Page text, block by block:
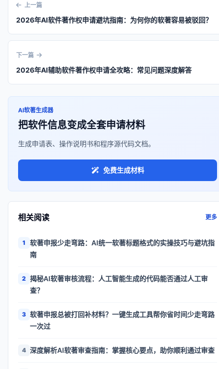
上一篇
2026年AI软件著作权申请避坑指南：为何你的软著容易被驳回？
下一篇
2026年AI辅助软件著作权申请全攻略：常见问题深度解答
AI软著生成器
把软件信息变成全套申请材料
生成申请表、操作说明书和程序源代码文档。
免费生成材料
相关阅读 更多
1
软著申报少走弯路：AI统一软著标题格式的实操技巧与避坑指
南
2 揭秘AI软著审核流程：人工智能生成的代码能否通过人工审
查？
3 软著申报总被打回补材料？一键生成工具帮你省时间少走弯路
一次过
4 深度解析AI软著审查指南：掌握核心要点，助你顺利通过审查